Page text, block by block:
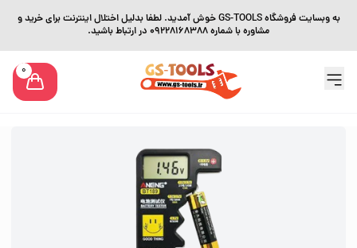
به وبسایت فروشگاه GS-TOOLS خوش آمدید. لطفا بدلیل اختلال اینترنت برای خرید و
مشاوره با شماره 09228168388 در ارتباط باشید.
0